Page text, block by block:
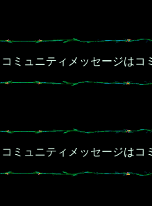
コミュニティメッセージはコ
コミュニティメッセージはコ